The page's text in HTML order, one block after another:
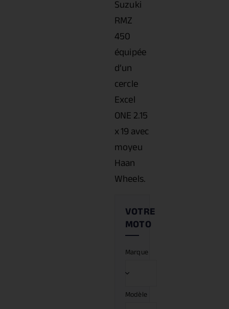
Suzuki
RMZ
450
équipée
d’un
cercle
Excel
ONE 2.15
x 19 avec
moyeu
Haan
Wheels.
Marque
Modèle